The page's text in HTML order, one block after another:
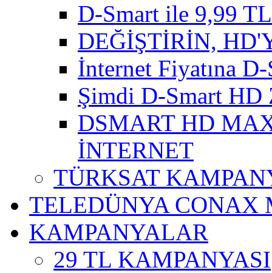
D-Smart ile 9,99
DEĞİŞTİRİN,
İnternet Fiyatına
Şimdi D-Smart HD
DSMART HD
İNTERNET
TÜRKSAT
TELEDÜNYA CONAX
KAMPANYALAR
29 TL KAMPANYASI